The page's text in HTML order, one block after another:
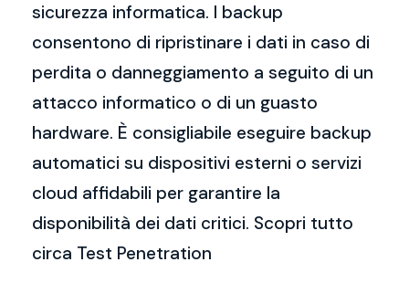
sicurezza informatica. I backup
consentono di ripristinare i dati in caso di
perdita o danneggiamento a seguito di un
attacco informatico o di un guasto
hardware. È consigliabile eseguire backup
automatici su dispositivi esterni o servizi
cloud affidabili per garantire la
disponibilità dei dati critici. Scopri tutto
circa Test Penetration